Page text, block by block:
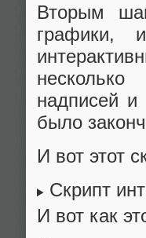
Вторым
графики,
надписей
было
И вот этот
Скрипт
И вот как